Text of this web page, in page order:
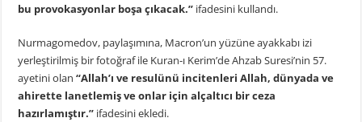
bu provokasyonlar boşa çıkacak.” ifadesini kullandı.
Nurmagomedov, paylaşımına, Macron’un yüzüne ayakkabı izi
yerleştirilmiş bir fotoğraf ile Kuran-ı Kerim’de Ahzab Suresi’nin 57.
ayetini olan “Allah’ı ve resulünü incitenleri Allah, dünyada ve
ahirette lanetlemiş ve onlar için alçaltıcı bir ceza
hazırlamıştır.” ifadesini ekledi.